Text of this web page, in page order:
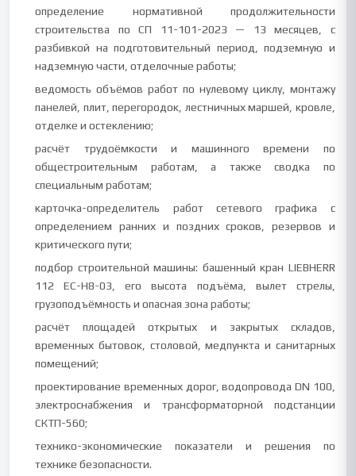
определение нормативной продолжительности
строительства по СП 11-101-2023 — 13 месяцев, с
разбивкой на подготовительный период, подземную и
надземную части, отделочные работы;
ведомость объёмов работ по нулевому циклу, монтажу
панелей, плит, перегородок, лестничных маршей, кровле,
отделке и остеклению;
расчёт трудоёмкости и машинного времени по
общестроительным работам, а также сводка по
специальным работам;
карточка-определитель работ сетевого графика с
определением ранних и поздних сроков, резервов и
критического пути;
подбор строительной машины: башенный кран LIEBHERR
112 ЕС-Н8-03, его высота подъёма, вылет стрелы,
грузоподъёмность и опасная зона работы;
расчёт площадей открытых и закрытых складов,
временных бытовок, столовой, медпункта и санитарных
помещений;
проектирование временных дорог, водопровода DN 100,
электроснабжения и трансформаторной подстанции
СКТП-560;
технико-экономические показатели и решения по
технике безопасности.